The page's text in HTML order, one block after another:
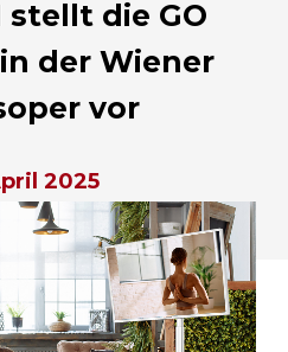
stellt die GO
der Wiener
vor
2025